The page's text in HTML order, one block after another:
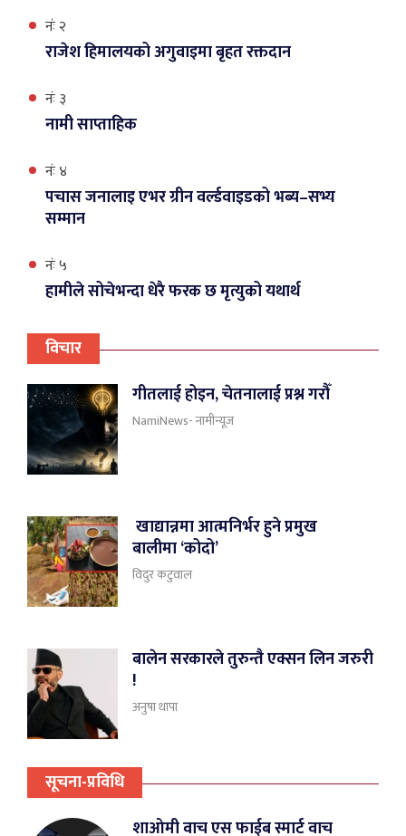
नंः २
राजेश हिमालयको अगुवाइमा बृहत रक्तदान
नंः ३
नामी साप्ताहिक
नंः ४
पचास जनालाइ एभर ग्रीन वर्ल्डवाइडको भब्य–सभ्य
सम्मान
नंः ५
हामीले सोचेभन्दा धेरै फरक छ मृत्युको यथार्थ
विचार
गीतलाई होइन, चेतनालाई प्रश्न गरौँ
NamiNews- नामीन्यूज
खाद्यान्नमा आत्मनिर्भर हुने प्रमुख
बालीमा ‘कोदो’
विदुर कटुवाल
बालेन सरकारले तुरुन्तै एक्सन लिन जरुरी
!
अनुषा थापा
सूचना-प्रविधि
शाओमी वाच एस फाईब स्मार्ट वाच